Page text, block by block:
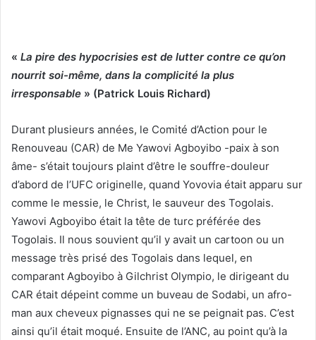
« La pire des hypocrisies est de lutter contre ce qu’on
nourrit soi-même, dans la complicité la plus
irresponsable » (Patrick Louis Richard)
Durant plusieurs années, le Comité d’Action pour le
Renouveau (CAR) de Me Yawovi Agboyibo -paix à son
âme- s’était toujours plaint d’être le souffre-douleur
d’abord de l’UFC originelle, quand Yovovia était apparu sur
comme le messie, le Christ, le sauveur des Togolais.
Yawovi Agboyibo était la tête de turc préférée des
Togolais. Il nous souvient qu’il y avait un cartoon ou un
message très prisé des Togolais dans lequel, en
comparant Agboyibo à Gilchrist Olympio, le dirigeant du
CAR était dépeint comme un buveau de Sodabi, un afro-
man aux cheveux pignasses qui ne se peignait pas. C’est
ainsi qu’il était moqué. Ensuite de l’ANC, au point qu’à la